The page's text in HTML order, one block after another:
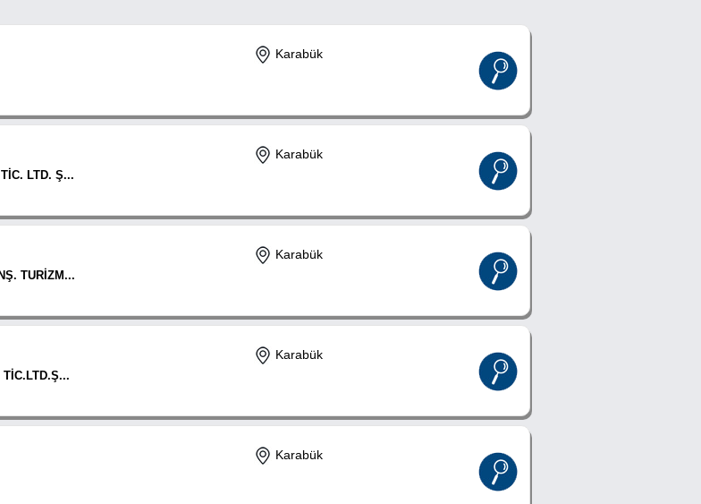
Karabük
LTD. Ş...
Karabük
TURİZM...
Karabük
Karabük
Karabük